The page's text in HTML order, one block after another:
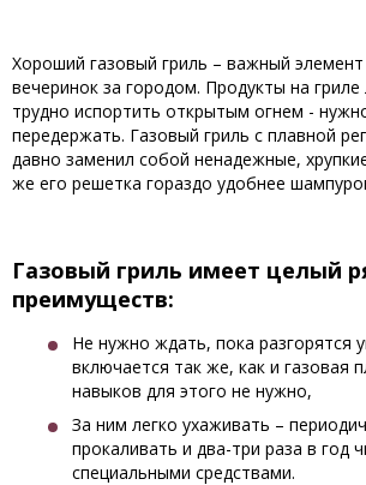
Хороший газовый гриль – важный
вечеринок за городом. Продукты на
трудно испортить открытым огнем -
передержать. Газовый гриль с плавной
давно заменил собой ненадежные,
же его решетка гораздо удобнее
Газовый гриль имеет целый
преимуществ:
Не нужно ждать, пока разгорятся
включается так же, как и газовая
навыков для этого не нужно,
За ним легко ухаживать –
прокаливать и два-три раза в год
специальными средствами.